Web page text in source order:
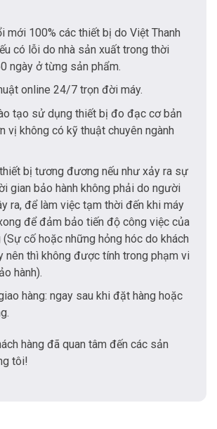
mới 100% các thiết bị do Việt Thanh
có lỗi do nhà sản xuất trong thời
ngày ở từng sản phẩm.
online 24/7 trọn đời máy.
tạo sử dụng thiết bị đo đạc cơ bản
vị không có kỹ thuật chuyên ngành
bị tương đương nếu như xảy ra sự
gian bảo hành không phải do người
ra, để làm việc tạm thời đến khi máy
để đảm bảo tiến độ công việc của
(Sự cố hoặc những hỏng hóc do khách
nên thì không được tính trong phạm vi
hành).
hàng: ngay sau khi đặt hàng hoặc
hàng đã quan tâm đến các sản
tôi!